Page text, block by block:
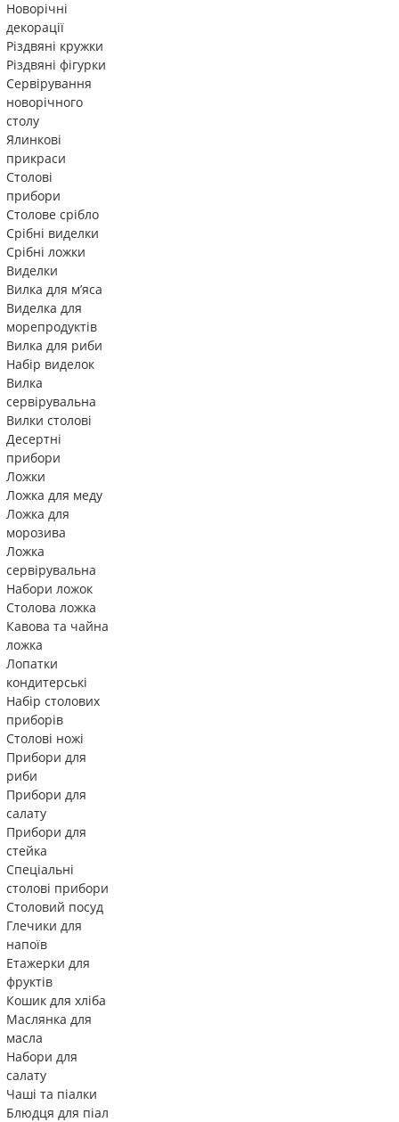
Новорічні
декорації
Різдвяні кружки
Різдвяні фігурки
Сервірування
новорічного
столу
Ялинкові
прикраси
Столові
прибори
Столове срібло
Срібні виделки
Срібні ложки
Виделки
Вилка для м’яса
Виделка для
морепродуктів
Вилка для риби
Набір виделок
Вилка
сервірувальна
Вилки столові
Десертні
прибори
Ложки
Ложка для меду
Ложка для
морозива
Ложка
сервірувальна
Набори ложок
Столова ложка
Кавова та чайна
ложка
Лопатки
кондитерські
Набір столових
приборів
Столові ножі
Прибори для
риби
Прибори для
салату
Прибори для
стейка
Спеціальні
столові прибори
Столовий посуд
Глечики для
напоїв
Етажерки для
фруктів
Кошик для хліба
Маслянка для
масла
Набори для
салату
Чаші та піалки
Блюдця для піал